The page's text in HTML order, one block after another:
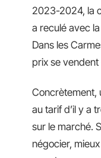
2023-2024, la
a reculé avec
Dans les
prix se
Concrètement,
au tarif d’il y a
sur le marché.
négocier,